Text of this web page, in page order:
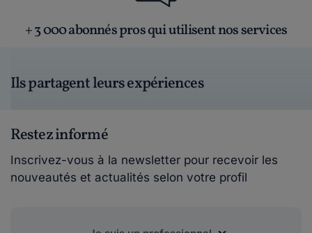
+ 3 000 abonnés pros qui utilisent nos services
Ils partagent leurs expériences
Restez informé
Inscrivez-vous à la newsletter pour recevoir les
nouveautés et actualités selon votre profil